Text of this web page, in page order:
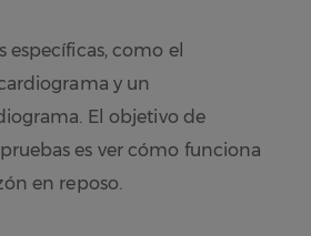
específicas, como el
y un
El objetivo de
es ver cómo funciona
en reposo.